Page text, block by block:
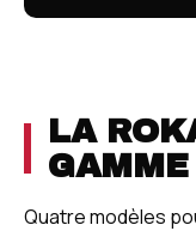
LA
GAMME
Quatre modèles